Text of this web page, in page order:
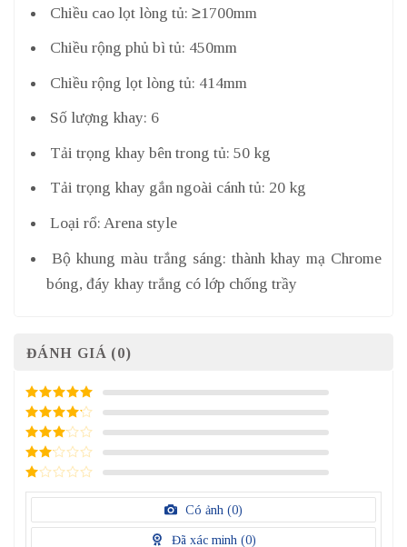
Chiều cao lọt lòng tủ: ≥1700mm
Chiều rộng phủ bì tủ: 450mm
Chiều rộng lọt lòng tủ: 414mm
Số lượng khay: 6
Tải trọng khay bên trong tủ: 50 kg
Tải trọng khay gắn ngoài cánh tủ: 20 kg
Loại rổ: Arena style
Bộ khung màu trắng sáng: thành khay mạ Chrome
bóng, đáy khay trắng có lớp chống trầy
ĐÁNH GIÁ (0)
5/ 5 điểm
4/ 5
điểm
3/ 5
điểm
2/
điểm
1
điểm
Có ảnh (0)
Đã xác minh (0)